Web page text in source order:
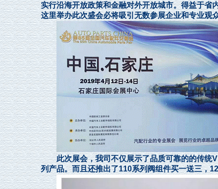
实行沿海开放政策和金融对外开放城市。得益于省
这里举办此次盛会必将吸引无数参展企业和专业观
此次展会，我司不仅展示了品质可靠的的传统
列产品。而且还推出了110系列阀组件买一送三，